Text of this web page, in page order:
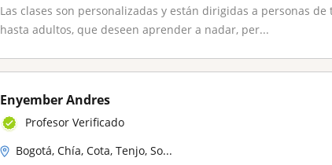
Las clases son personalizadas y están dirigidas a personas
hasta adultos, que deseen aprender a nadar, per...
Enyember Andres
Profesor Verificado
Bogotá, Chía, Cota, Tenjo, So...